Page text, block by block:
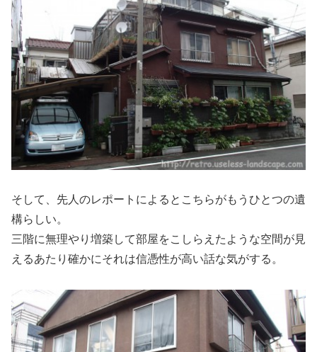
そして、先人のレポートによるとこちらがもうひとつの遺
構らしい。
三階に無理やり増築して部屋をこしらえたような空間が見
えるあたり確かにそれは信憑性が高い話な気がする。